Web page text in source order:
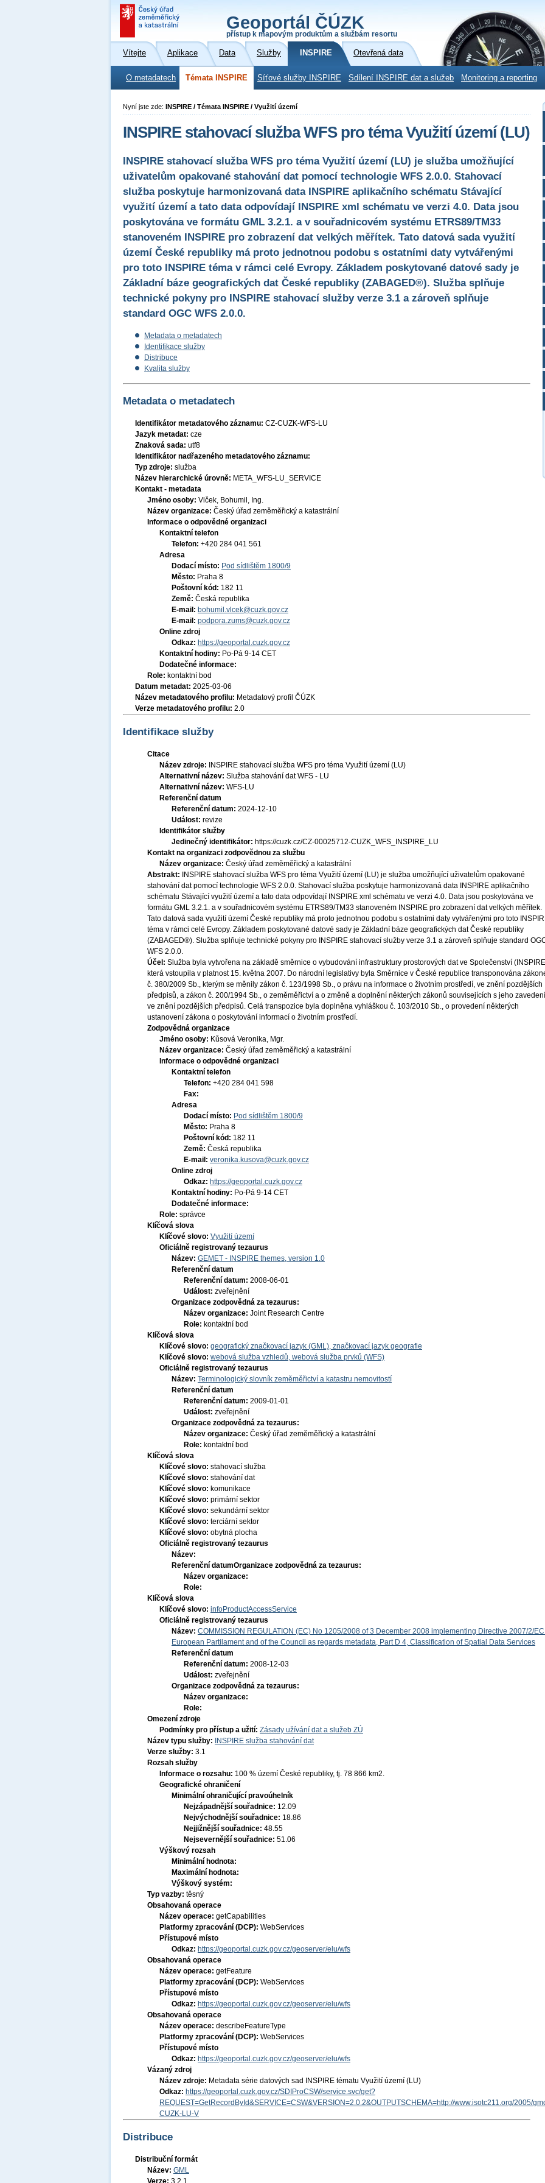
Geoportál ČÚZK
přístup k mapovým produktům a službám resortu
Vítejte Aplikace Data Služby INSPIRE Otevřená data
O metadatech Témata INSPIRE Síťové služby INSPIRE Sdílení INSPIRE dat a služeb Monitoring a reporting
Nyní jste zde: INSPIRE / Témata INSPIRE / Využití území
INSPIRE stahovací služba WFS pro téma Využití území (LU)
INSPIRE stahovací služba WFS pro téma Využití území (LU) je služba umožňující
uživatelům opakované stahování dat pomocí technologie WFS 2.0.0. Stahovací
služba poskytuje harmonizovaná data INSPIRE aplikačního schématu Stávající
využití území a tato data odpovídají INSPIRE xml schématu ve verzi 4.0. Data jsou
poskytována ve formátu GML 3.2.1. a v souřadnicovém systému ETRS89/TM33
stanoveném INSPIRE pro zobrazení dat velkých měřítek. Tato datová sada využití
území České republiky má proto jednotnou podobu s ostatními daty vytvářenými
pro toto INSPIRE téma v rámci celé Evropy. Základem poskytované datové sady je
Základní báze geografických dat České republiky (ZABAGED®). Služba splňuje
technické pokyny pro INSPIRE stahovací služby verze 3.1 a zároveň splňuje
standard OGC WFS 2.0.0.
Metadata o metadatech
Identifikace služby
Distribuce
Kvalita služby
Metadata o metadatech
Identifikátor metadatového záznamu: CZ-CUZK-WFS-LU
Jazyk metadat: cze
Znaková sada: utf8
Identifikátor nadřazeného metadatového záznamu:
Typ zdroje: služba
Název hierarchické úrovně: META_WFS-LU_SERVICE
Kontakt - metadata
Jméno osoby: Vlček, Bohumil, Ing.
Název organizace: Český úřad zeměměřický a katastrální
Informace o odpovědné organizaci
Kontaktní telefon
Telefon: +420 284 041 561
Adresa
Dodací místo: Pod sídlištěm 1800/9
Město: Praha 8
Poštovní kód: 182 11
Země: Česká republika
E-mail: bohumil.vlcek@cuzk.gov.cz
E-mail: podpora.zums@cuzk.gov.cz
Online zdroj
Odkaz: https://geoportal.cuzk.gov.cz
Kontaktní hodiny: Po-Pá 9-14 CET
Dodatečné informace:
Role: kontaktní bod
Datum metadat: 2025-03-06
Název metadatového profilu: Metadatový profil ČÚZK
Verze metadatového profilu: 2.0
Identifikace služby
Citace
Název zdroje:
INSPIRE stahovací služba WFS pro téma Využití území (LU)
Alternativní název: Služba stahování dat WFS - LU
Alternativní název: WFS-LU
Referenční datum
Referenční datum: 2024-12-10
Událost: revize
Identifikátor služby
Jedinečný identifikátor: https://cuzk.cz/CZ-00025712-CUZK_WFS_INSPIRE_LU
Kontakt na organizaci zodpovědnou za službu
Název organizace: Český úřad zeměměřický a katastrální
Abstrakt:
INSPIRE stahovací služba WFS pro téma Využití území (LU) je služba umožňující uživatelům opakované
stahování dat pomocí technologie WFS 2.0.0. Stahovací služba poskytuje harmonizovaná data INSPIRE aplikačního
schématu Stávající využití území a tato data odpovídají INSPIRE xml schématu ve verzi 4.0. Data jsou poskytována ve
formátu GML 3.2.1. a v souřadnicovém systému ETRS89/TM33 stanoveném INSPIRE pro zobrazení dat velkých měřítek.
Tato datová sada využití území České republiky má proto jednotnou podobu s ostatními daty vytvářenými pro toto
téma v rámci celé Evropy. Základem poskytované datové sady je Základní báze geografických dat České republiky
(ZABAGED®). Služba splňuje technické pokyny pro INSPIRE stahovací služby verze 3.1 a zároveň splňuje standard
WFS 2.0.0.
Účel: Služba byla vytvořena na základě směrnice o vybudování infrastruktury prostorových dat ve Společenství
která vstoupila v platnost 15. května 2007. Do národní legislativy byla Směrnice v České republice transponována
č. 380/2009 Sb., kterým se měnily zákon č. 123/1998 Sb., o právu na informace o životním prostředí, ve znění pozdějších
předpisů, a zákon č. 200/1994 Sb., o zeměměřictví a o změně a doplnění některých zákonů souvisejících s jeho
ve znění pozdějších předpisů. Celá transpozice byla doplněna vyhláškou č. 103/2010 Sb., o provedení některých
ustanovení zákona o poskytování informací o životním prostředí.
Zodpovědná organizace
Jméno osoby: Kůsová Veronika, Mgr.
Název organizace: Český úřad zeměměřický a katastrální
Informace o odpovědné organizaci
Kontaktní telefon
Telefon: +420 284 041 598
Fax:
Adresa
Dodací místo: Pod sídlištěm 1800/9
Město: Praha 8
Poštovní kód: 182 11
Země: Česká republika
E-mail: veronika.kusova@cuzk.gov.cz
Online zdroj
Odkaz: https://geoportal.cuzk.gov.cz
Kontaktní hodiny: Po-Pá 9-14 CET
Dodatečné informace:
Role: správce
Klíčová slova
Klíčové slovo: Využití území
Oficiálně registrovaný tezaurus
Název: GEMET - INSPIRE themes, version 1.0
Referenční datum
Referenční datum: 2008-06-01
Událost: zveřejnění
Organizace zodpovědná za tezaurus:
Název organizace: Joint Research Centre
Role: kontaktní bod
Klíčová slova
Klíčové slovo: geografický značkovací jazyk (GML), značkovací jazyk geografie
Klíčové slovo: webová služba vzhledů, webová služba prvků (WFS)
Oficiálně registrovaný tezaurus
Název: Terminologický slovník zeměměřictví a katastru nemovitostí
Referenční datum
Referenční datum: 2009-01-01
Událost: zveřejnění
Organizace zodpovědná za tezaurus:
Název organizace: Český úřad zeměměřický a katastrální
Role: kontaktní bod
Klíčová slova
Klíčové slovo: stahovací služba
Klíčové slovo: stahování dat
Klíčové slovo: komunikace
Klíčové slovo: primární sektor
Klíčové slovo: sekundární sektor
Klíčové slovo: terciární sektor
Klíčové slovo: obytná plocha
Oficiálně registrovaný tezaurus
Název:
Referenční datumOrganizace zodpovědná za tezaurus:
Název organizace:
Role:
Klíčová slova
Klíčové slovo: infoProductAccessService
Oficiálně registrovaný tezaurus
Název: COMMISSION REGULATION (EC) No 1205/2008 of 3 December 2008 implementing Directive 2007/2/EC
European Partilament and of the Council as regards metadata, Part D 4, Classification of Spatial Data Services
Referenční datum
Referenční datum: 2008-12-03
Událost: zveřejnění
Organizace zodpovědná za tezaurus:
Název organizace:
Role:
Omezení zdroje
Podmínky pro přístup a užití: Zásady užívání dat a služeb ZÚ
Název typu služby:
INSPIRE služba stahování dat
Verze služby: 3.1
Rozsah služby
Informace o rozsahu: 100 % území České republiky, tj. 78 866 km2.
Geografické ohraničení
Minimální ohraničující pravoúhelník
Nejzápadnější souřadnice: 12.09
Nejvýchodnější souřadnice: 18.86
Nejjižnější souřadnice: 48.55
Nejsevernější souřadnice: 51.06
Výškový rozsah
Minimální hodnota:
Maximální hodnota:
Výškový systém:
Typ vazby: těsný
Obsahovaná operace
Název operace: getCapabilities
Platformy zpracování (DCP): WebServices
Přístupové místo
Odkaz: https://geoportal.cuzk.gov.cz/geoserver/elu/wfs
Obsahovaná operace
Název operace: getFeature
Platformy zpracování (DCP): WebServices
Přístupové místo
Odkaz: https://geoportal.cuzk.gov.cz/geoserver/elu/wfs
Obsahovaná operace
Název operace: describeFeatureType
Platformy zpracování (DCP): WebServices
Přístupové místo
Odkaz: https://geoportal.cuzk.gov.cz/geoserver/elu/wfs
Vázaný zdroj
Název zdroje: Metadata série datových sad INSPIRE tématu Využití území (LU)
Odkaz: https://geoportal.cuzk.gov.cz/SDIProCSW/service.svc/get?
REQUEST=GetRecordById&SERVICE=CSW&VERSION=2.0.2&OUTPUTSCHEMA=http://www.isotc211.org/2005/
CUZK-LU-V
Distribuce
Distribuční formát
Název: GML
Verze: 3.2.1